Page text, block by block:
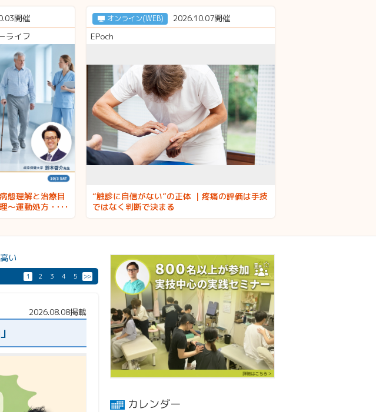
開催
ライフ
態理解と治療目
〜運動処方・強
〜 講師：鈴木啓
オンライン(WEB)
2026.10.07開催
EPoch
“触診に自信がない”の正体 ｜疼痛の評価は手技
ではなく判断で決まる
カレンダー
い
1 2 3 4 5 >>
2026.08.08掲載